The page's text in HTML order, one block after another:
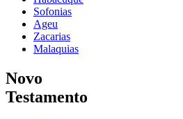
Sofonias
Ageu
Zacarias
Malaquias
Novo
Testamento